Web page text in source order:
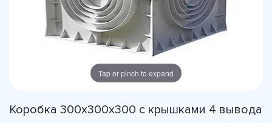
Tap or pinch to expand
Коробка 300х300х300 с крышками 4 вывода